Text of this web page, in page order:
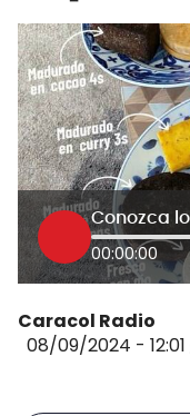
00:00:00
Caracol Radio
08/09/2024 - 12:01